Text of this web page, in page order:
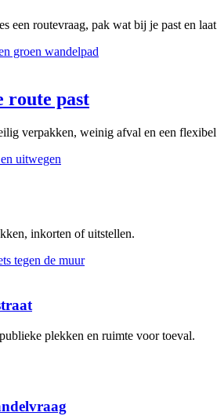
een routevraag, pak wat bij je past en
route past
verpakken, weinig afval en een
inkorten of uitstellen.
plekken en ruimte voor toeval.